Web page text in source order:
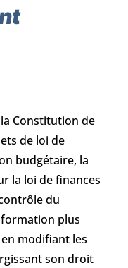
Constitution de
de loi de
budgétaire, la
la loi de finances
du
plus
modifiant les
son droit